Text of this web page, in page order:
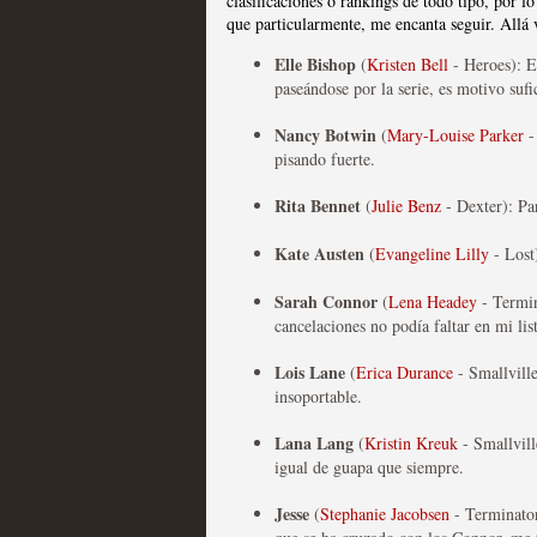
Las series disponibles
tienen fecha de
MOLTISANTI
Recomendación de la semana
La barrera de las 500
desde Silicon Valley
Recomendación de la semana
que particularmente, me encanta seguir.
Elle Bishop (Kristen Bell - Heroes):
paseándose por la serie, es motivo
Nancy Botwin (Mary-Louise Parker
pisando fuerte.
Rita Bennet (Julie Benz - Dexter):
KateAusten (Evangeline Lilly -
Sarah Connor (Lena Headey -
cancelaciones no podía faltar en mi
Lois Lane (Erica Durance -
insoportable.
Lana Lang (Kristin Kreuk -
igual de guapa que siempre.
Jesse (Stephanie Jacobsen -